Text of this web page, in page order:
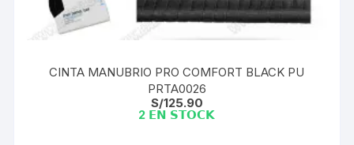
CINTA MANUBRIO PRO COMFORT BLACK PU
PRTA0026
S/125.90
2 𝗘𝗡 𝗦𝗧𝗢𝗖𝗞